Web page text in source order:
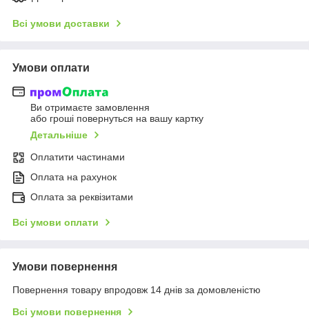
Всі умови доставки
Умови оплати
Ви отримаєте замовлення
або гроші повернуться на вашу картку
Детальніше
Оплатити частинами
Оплата на рахунок
Оплата за реквізитами
Всі умови оплати
Умови повернення
Повернення товару впродовж 14 днів за домовленістю
Всі умови повернення